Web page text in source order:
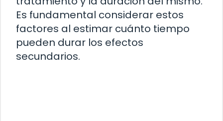
Es fundamental considerar estos
factores al estimar cuánto tiempo
pueden durar los efectos
secundarios.